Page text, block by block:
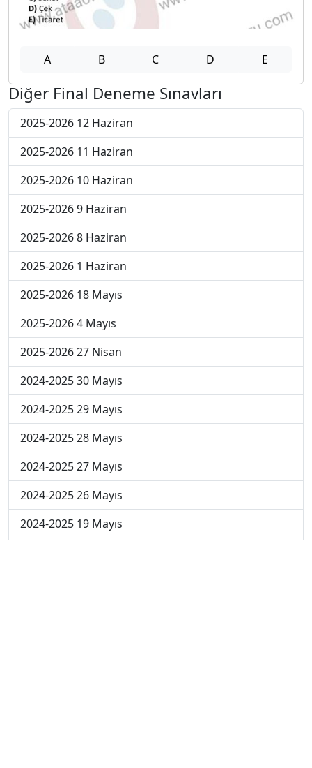
A B C D E
Diğer Final Deneme Sınavları
2025-2026 12 Haziran
2025-2026 11 Haziran
2025-2026 10 Haziran
2025-2026 9 Haziran
2025-2026 8 Haziran
2025-2026 1 Haziran
2025-2026 18 Mayıs
2025-2026 4 Mayıs
2025-2026 27 Nisan
2024-2025 30 Mayıs
2024-2025 29 Mayıs
2024-2025 28 Mayıs
2024-2025 27 Mayıs
2024-2025 26 Mayıs
2024-2025 19 Mayıs